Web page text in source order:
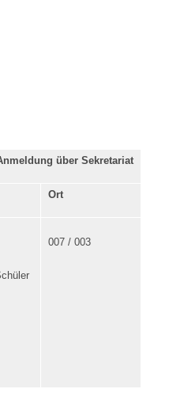
über Sekretariat
Ort
007 / 003